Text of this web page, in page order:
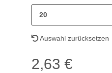
20
Auswahl zurücksetzen
2,63 €